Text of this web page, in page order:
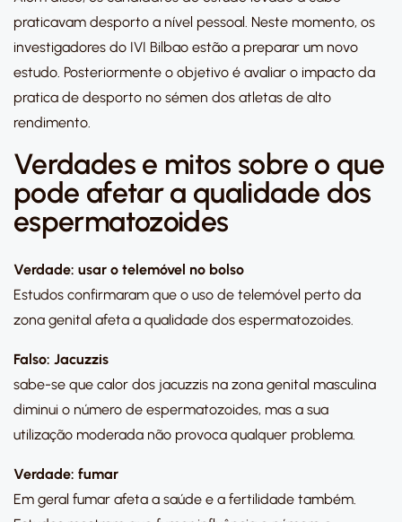
praticavam desporto a nível pessoal. Neste momento, os
investigadores do IVI Bilbao estão a preparar um novo
estudo. Posteriormente o objetivo é avaliar o impacto da
pratica de desporto no sémen dos atletas de alto
rendimento.
Verdades e mitos sobre o que
pode afetar a qualidade dos
espermatozoides
Verdade: usar o telemóvel no bolso
Estudos confirmaram que o uso de telemóvel perto da
zona genital afeta a qualidade dos espermatozoides.
Falso: Jacuzzis
sabe-se que calor dos jacuzzis na zona genital masculina
diminui o número de espermatozoides, mas a sua
utilização moderada não provoca qualquer problema.
Verdade: fumar
Em geral fumar afeta a saúde e a fertilidade também.